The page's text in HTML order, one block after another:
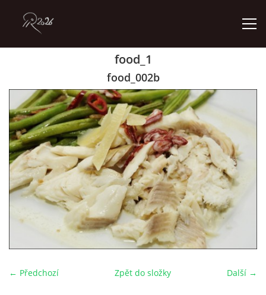
GALERIE
KONTAKT
© 2026 eStránky.cz
food_1
food_002b
← Předchozí Další →
Zpět do složky